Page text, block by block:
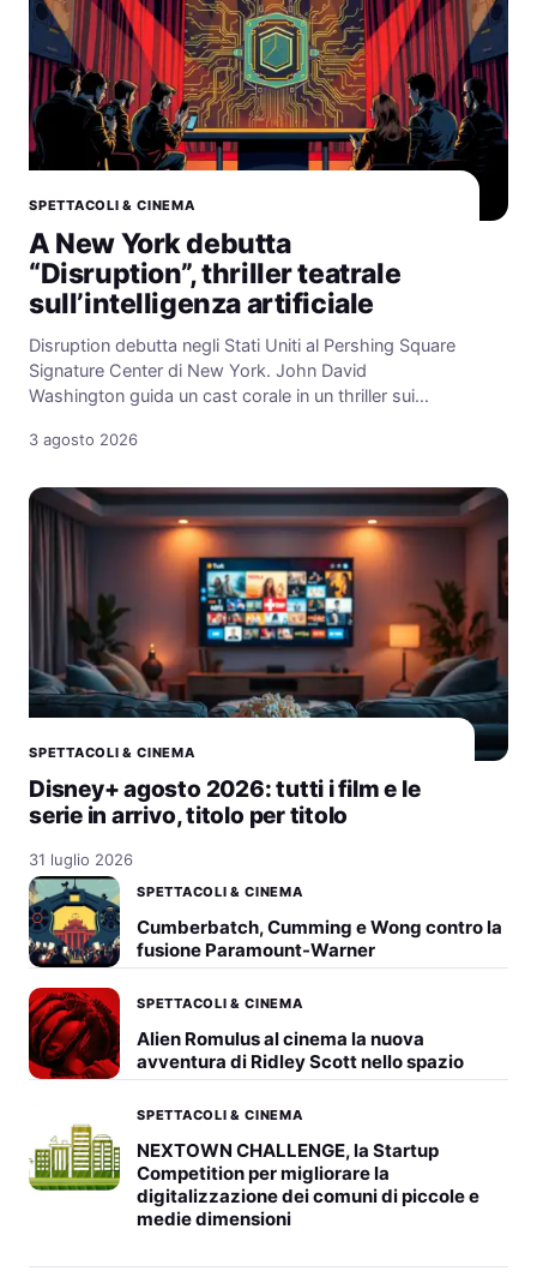
SPETTACOLI & CINEMA
A New York debutta
“Disruption”, thriller teatrale
sull’intelligenza artificiale
Disruption debutta negli Stati Uniti al Pershing Square
Signature Center di New York. John David
Washington guida un cast corale in un thriller sui…
3 agosto 2026
SPETTACOLI & CINEMA
Disney+ agosto 2026: tutti i film e le
serie in arrivo, titolo per titolo
31 luglio 2026
SPETTACOLI & CINEMA
Cumberbatch, Cumming e Wong contro la
fusione Paramount-Warner
SPETTACOLI & CINEMA
Alien Romulus al cinema la nuova
avventura di Ridley Scott nello spazio
SPETTACOLI & CINEMA
NEXTOWN CHALLENGE, la Startup
Competition per migliorare la
digitalizzazione dei comuni di piccole e
medie dimensioni